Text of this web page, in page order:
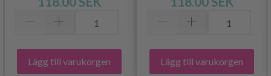
Lägg till varukorgen Lägg till varukorgen